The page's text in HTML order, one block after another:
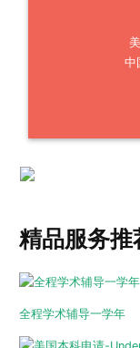
中
精品服务推
全程学术辅导一学年